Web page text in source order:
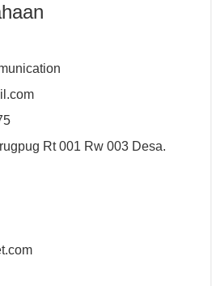
Rt 001 Rw 003 Desa.